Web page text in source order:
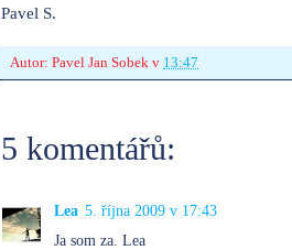
Pavel S.
Autor: Pavel Jan Sobek v 13:47
5 komentářů:
Lea 5. října 2009 v 17:43
Ja som za. Lea